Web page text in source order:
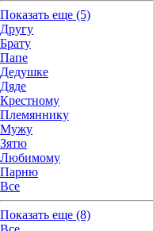
Показать еще (5)
Другу
Брату
Папе
Дедушке
Дяде
Крестному
Племяннику
Мужу
Зятю
Любимому
Парню
Все
Показать еще (8)